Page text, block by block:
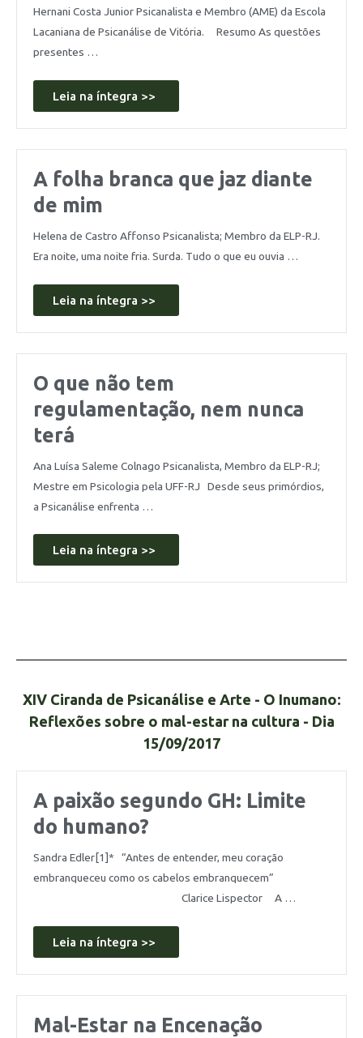
Hernani Costa Junior Psicanalista e Membro (AME) da Escola
Lacaniana de Psicanálise de Vitória. Resumo As questões
presentes …
Leia na íntegra >>
A folha branca que jaz diante
de mim
Helena de Castro Affonso Psicanalista; Membro da ELP-RJ.
Era noite, uma noite fria. Surda. Tudo o que eu ouvia …
Leia na íntegra >>
O que não tem
regulamentação, nem nunca
terá
Ana Luísa Saleme Colnago Psicanalista, Membro da ELP-RJ;
Mestre em Psicologia pela UFF-RJ Desde seus primórdios,
a Psicanálise enfrenta …
Leia na íntegra >>
XIV Ciranda de Psicanálise e Arte - O Inumano:
Reflexões sobre o mal-estar na cultura - Dia
15/09/2017
A paixão segundo GH: Limite
do humano?
Sandra Edler[1]* “Antes de entender, meu coração
embranqueceu como os cabelos embranquecem”
Clarice Lispector A …
Leia na íntegra >>
Mal-Estar na Encenação